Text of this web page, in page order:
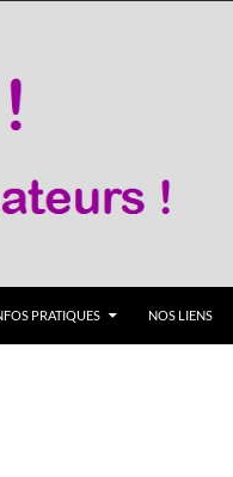
PRATIQUES NOS LIENS